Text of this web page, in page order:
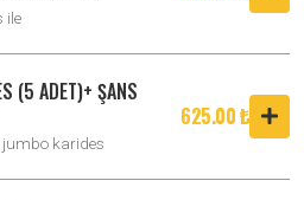
ile
(5 ADET)+ ŞANS
karides
625.00 ₺